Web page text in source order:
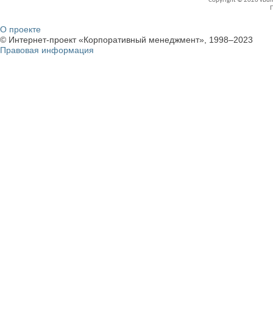
О проекте
© Интернет-проект «Корпоративный менеджмент», 1998–2023
Правовая информация